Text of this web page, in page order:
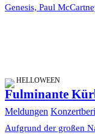
Genesis, Paul
HELLOWEEN
Fulminante
Meldungen
Aufgrund der großen